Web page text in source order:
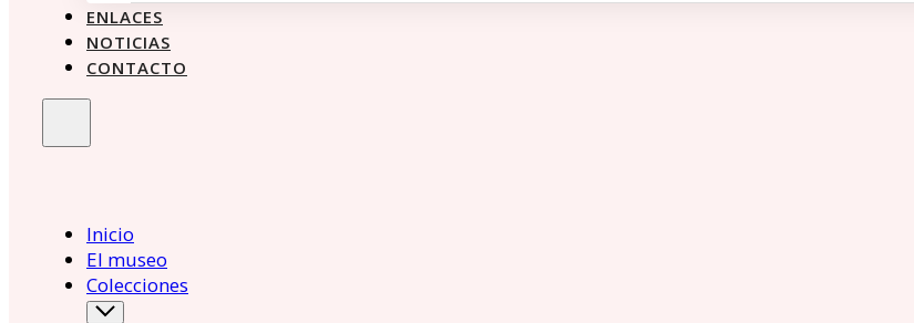
ENLACES
NOTICIAS
CONTACTO
Inicio
El museo
Colecciones